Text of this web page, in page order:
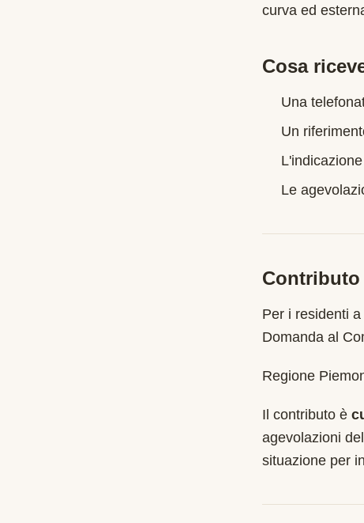
curva ed
Cosa
Una
Un
Le
Per i residenti a
Domanda al
Regione
Il contributo è
agevolazioni
situazione per